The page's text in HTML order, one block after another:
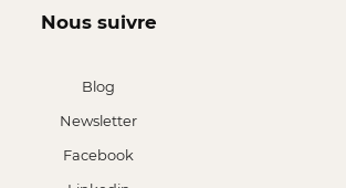
Nous suivre
Blog
Newsletter
Facebook